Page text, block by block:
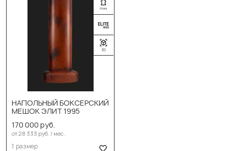
В корзину
НАПОЛЬНЫЙ БОКСЕРСКИЙ
МЕШОК ЭЛИТ 1995
170 000 руб.
от 28 333 руб. / мес.
1 размер
Выберите размер:
180см/45см/95кг